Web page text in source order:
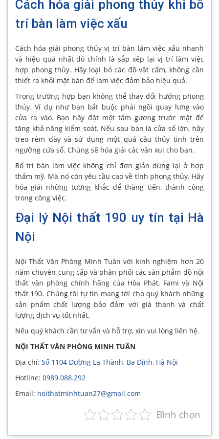
Cách hóa giải phong thủy khi bố
trí bàn làm việc xấu
Cách hóa giải phong thủy vị trí bàn làm việc xấu nhanh
và hiệu quả nhất đó chính là sắp xếp lại vị trí làm việc
hợp phong thủy. Hãy loại bỏ các đồ vặt cấm, không cần
thiết ra khỏi mặt bàn để làm việc đảm bảo hiệu quả.
Trong trường hợp bạn không thể thay đổi hướng phong
thủy. Ví dụ như bạn bắt buộc phải ngồi quay lưng vào
cửa ra vào. Bạn hãy đặt một tấm gương trước mặt để
tăng khả năng kiểm soát. Nếu sau bàn là cửa sổ lớn, hãy
treo rèm dày và sử dụng một quả cầu thủy tinh trên
ngưỡng cửa sổ. Chúng sẽ hóa giải các vận xui cho bạn.
Bố trí bàn làm việc không chỉ đơn giản dừng lại ở hợp
thẩm mỹ. Mà nó còn yêu cầu cao về tính phong thủy. Hãy
hóa giải những tương khắc để thăng tiến, thành công
trong công việc.
Đại lý Nội thất 190 uy tín tại Hà
Nội
Nội Thất Văn Phòng Minh Tuân với kinh nghiệm hơn 20
năm chuyên cung cấp và phân phối các sản phẩm đồ nội
thất văn phòng chính hãng của Hòa Phát, Fami và Nội
thất 190. Chúng tôi tự tin mang tới cho quý khách những
sản phẩm chất lượng bảo đảm với giá thành và chất
lượng dịch vụ tốt nhất.
Nếu quý khách cần tư vấn và hỗ trợ, xin vui lòng liên hệ.
NỘI THẤT VĂN PHÒNG MINH TUÂN
Địa chỉ: Số 1104 Đường La Thành, Ba Đình, Hà Nội
Hotline: 0989.088.292
Email: noithatminhtuan27@gmail.com
Bình chọn